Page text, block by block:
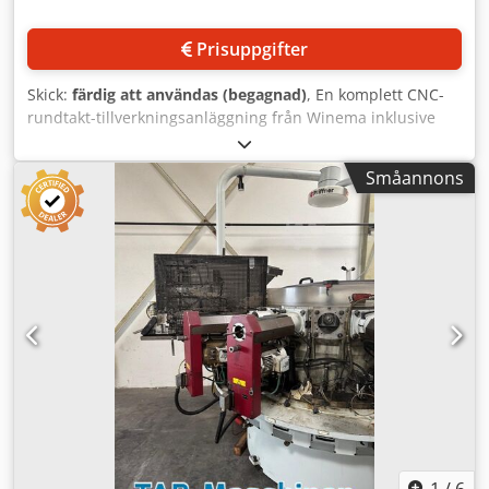
Prisuppgifter
Skick: färdig att användas (begagnad), En komplett CNC-
rundtakt-tillverkningsanläggning från Winema inklusive
sammankoppling, kringutrustning och en tvättanläggning
finns tillgänglig. 1) Rundtaktbearbetningscenter Winema
RV20 Flexmaster, stationer: 6, bearbetningspositioner: 12,
max. materialgenomföring: 42 mm, invändig gänga 1:
M16x1,5, invändig gänga 2: M20x1,5, borrning: 8,7 mm/15
mm/17 mm/18 mm, brotschning: 9 mm/15 mm/18 mm,
cykeltid: ca 7 sek, kapacitet: ca 500 delar/h, styrsystem:
Siemens Sinumerik 840D. 2) Stångladdningsmagasin
Winema, rörstöd: 800 mm, max. godstjocklek: 2 mm, max.
stånglängd: 3200 mm. 3) Kylmedelsreningssystem Knoll
Turbofilter, smutstankvolym: 500 l, rentankvolym: 150 l,
filterfinhet: 50 µm. 4) Kylanläggning Knoll, kyleffekt: 15 kW,
max. oljetemperatur: 30°C. 5)
Oljedimavskiljningsanläggning UAS, separationsgrad:
96%-98%. 6) Integrerad genomloppstvättanläggning med
automatisk detaljöverföring. 7) Hydraulikanläggning. 8)
Småannons